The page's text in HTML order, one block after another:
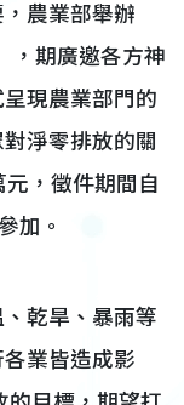
農業部舉辦
，期廣邀各方神
呈現農業部門的
淨零排放的關
，徵件期間自
加。
乾旱、暴雨等
業皆造成影